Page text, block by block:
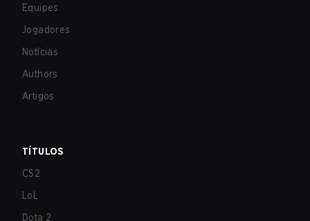
Equipes
Jogadores
Notícias
Authors
Artigos
TÍTULOS
CS2
LoL
Dota 2